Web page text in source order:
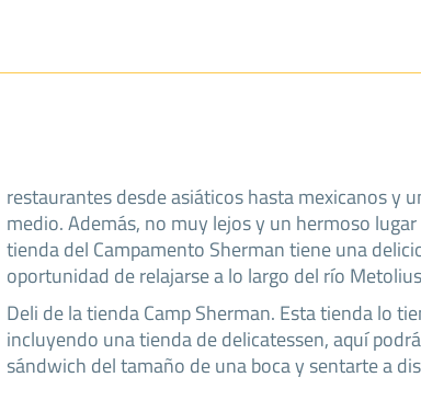
restaurantes desde asiáticos hasta mexicanos y
medio. Además, no muy lejos y un hermoso
tienda del Campamento Sherman tiene una
oportunidad de relajarse a lo largo del río
Deli de la tienda Camp Sherman. Esta tienda lo
incluyendo una tienda de delicatessen, aquí
sándwich del tamaño de una boca y sentarte a